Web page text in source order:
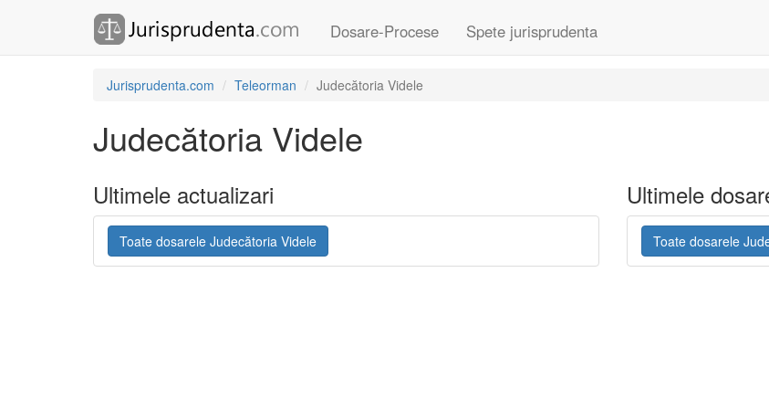
Dosare-Procese Spete jurisprudenta
Jurisprudenta.com Teleorman Judecătoria Videle
Judecătoria Videle
Ultimele actualizari
Toate dosarele Judecătoria Videle
Ultimele
Toate dosarele